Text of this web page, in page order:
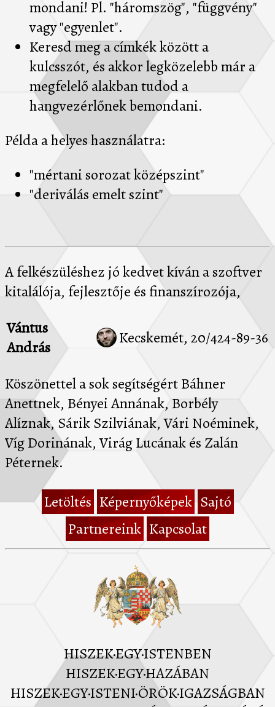
mondani! Pl. "háromszög", "függvény"
vagy "egyenlet".
Keresd meg a címkék között a
kulcsszót, és akkor legközelebb már a
megfelelő alakban tudod a
hangvezérlőnek bemondani.
Példa a helyes használatra:
"mértani sorozat középszint"
"deriválás emelt szint"
A felkészüléshez jó kedvet kíván a szoftver
kitalálója, fejlesztője és finanszírozója,
Vántus
András
Kecskemét, 20/424-89-36
Köszönettel a sok segítségért Báhner
Anettnek, Bényei Annának, Borbély
Alíznak, Sárik Szilviának, Vári Noéminek,
Víg Dorinának, Virág Lucának és Zalán
Péternek.
Letöltés Képernyőképek Sajtó
Partnereink Kapcsolat
HISZEK·EGY·ISTENBEN
HISZEK·EGY·HAZÁBAN
HISZEK·EGY·ISTENI·ÖRÖK·IGAZSÁGBAN